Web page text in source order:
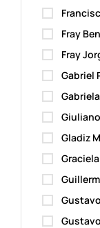
Fray
Fray
Gabriel
Gladiz